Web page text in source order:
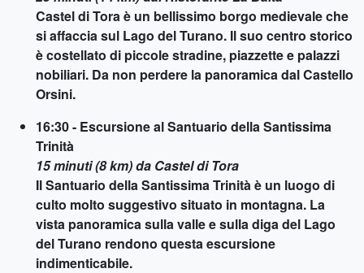
Castel di Tora è un bellissimo borgo medievale che
si affaccia sul Lago del Turano. Il suo centro storico
è costellato di piccole stradine, piazzette e palazzi
nobiliari. Da non perdere la panoramica dal Castello
Orsini.
16:30 - Escursione al Santuario della Santissima
Trinità
15 minuti (8 km) da Castel di Tora
Il Santuario della Santissima Trinità è un luogo di
culto molto suggestivo situato in montagna. La
vista panoramica sulla valle e sulla diga del Lago
del Turano rendono questa escursione
indimenticabile.